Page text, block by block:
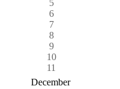
5
6
7
8
9
10
11
December